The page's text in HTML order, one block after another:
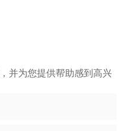
并为您提供帮助感到高兴